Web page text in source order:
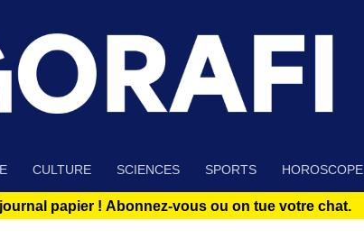
CULTURE SCIENCES SPORTS HOROSCOPE
papier ! Abonnez-vous ou on tue votre chat.